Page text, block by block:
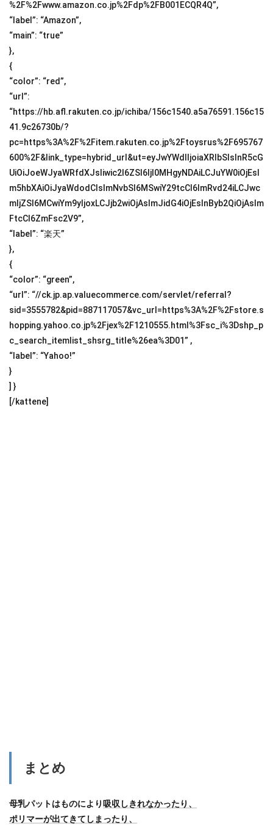
%2F%2Fwww.amazon.co.jp%2Fdp%2FB001ECQR4Q”,
“label”: “Amazon”,
“main”: “true”
},
{
“color”: “red”,
“url”:
“https://hb.afl.rakuten.co.jp/ichiba/156c1540.a5a76591.156c15
41.9c26730b/?
pc=https%3A%2F%2Fitem.rakuten.co.jp%2Ftoysrus%2F695767
600%2F&link_type=hybrid_url&ut=eyJwYWdlIjoiaXRlbSIsInR5cG
UiOiJoeWJyaWRfdXJsIiwic2l6ZSI6IjI0MHgyNDAiLCJuYW0iOjEsI
m5hbXAiOiJyaWdodCIsImNvbSI6MSwiY29tcCI6ImRvd24iLCJwc
mljZSI6MCwiYm9yIjoxLCJjb2wiOjAsImJidG4iOjEsInByb2QiOjAsIm
FtcCI6ZmFsc2V9”,
“label”: “楽天”
},
{
“color”: “green”,
“url”: “//ck.jp.ap.valuecommerce.com/servlet/referral?
sid=3555782&pid=887117057&vc_url=https%3A%2F%2Fstore.s
hopping.yahoo.co.jp%2Fjex%2F1210555.html%3Fsc_i%3Dshp_p
c_search_itemlist_shsrg_title%26ea%3D01” ,
“label”: “Yahoo!”
}
] }
[/kattene]
まとめ
母乳パットはものにより 吸収しきれなかったり、
ポリマーが出てきてしまったり、